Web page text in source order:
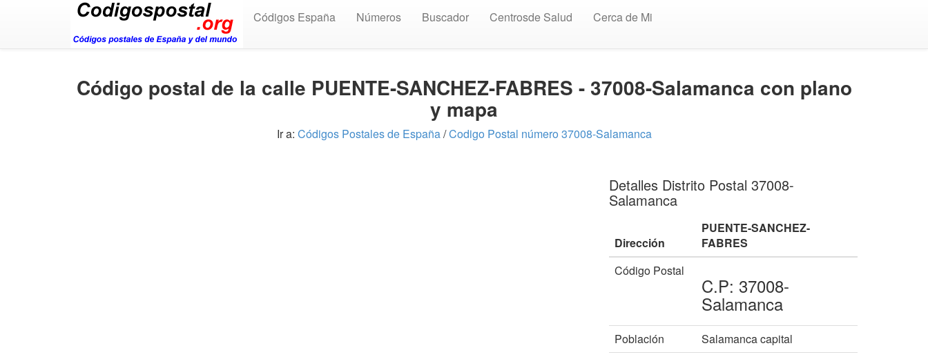
Códigos España Números Buscador Centrosde Salud Cerca de Mi
Código postal de la calle PUENTE-SANCHEZ-FABRES - 37008-Salamanca con plano
y mapa
Ir a: Códigos Postales de España/Codigo Postal número 37008-Salamanca
Detalles Distrito Postal 37008-
Salamanca
Dirección
PUENTE-SANCHEZ-
FABRES
Código Postal
C.P: 37008-
Salamanca
Población
Salamanca capital